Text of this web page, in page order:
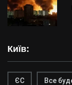
Київ:
ЄС Все